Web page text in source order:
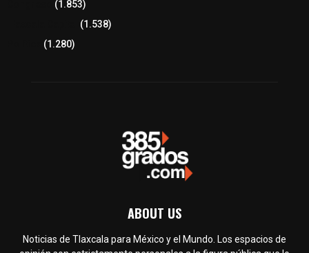
(1.853)
(1.538)
(1.280)
ABOUT US
Noticias de Tlaxcala para México y el Mundo. Los espacios de